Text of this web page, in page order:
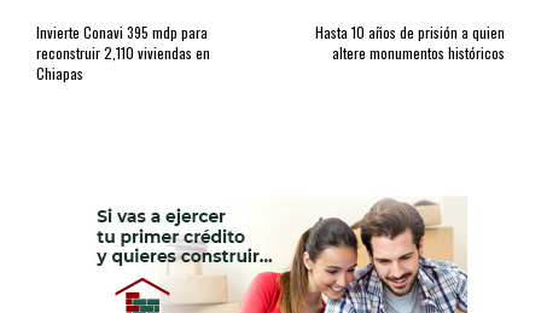
Invierte Conavi 395 mdp para
reconstruir 2,110 viviendas en
Chiapas
Hasta 10 años de prisión a quien
altere monumentos históricos